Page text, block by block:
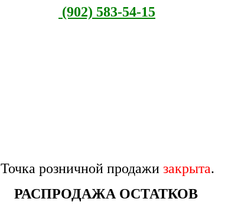
(902) 583-54-15
Точка розничной продажи закрыта.
РАСПРОДАЖА ОСТАТКОВ